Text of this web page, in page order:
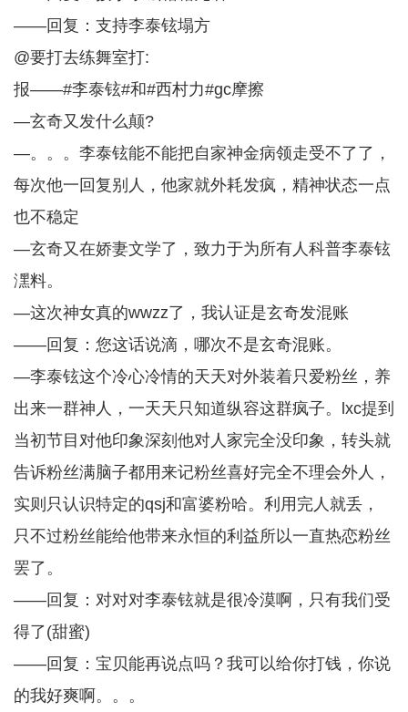
——回复：支持李泰铉塌方
@要打去练舞室打:
报——#李泰铉#和#西村力#gc摩擦
—玄奇又发什么颠?
—。。。李泰铉能不能把自家神金病领走受不了了，
每次他一回复别人，他家就外耗发疯，精神状态一点
也不稳定
—玄奇又在娇妻文学了，致力于为所有人科普李泰铉
潶料。
—这次神女真的wwzz了，我认证是玄奇发混账
——回复：您这话说滴，哪次不是玄奇混账。
—李泰铉这个冷心冷情的天天对外装着只爱粉丝，养
出来一群神人，一天天只知道纵容这群疯子。lxc提到
当初节目对他印象深刻他对人家完全没印象，转头就
告诉粉丝满脑子都用来记粉丝喜好完全不理会外人，
实则只认识特定的qsj和富婆粉哈。利用完人就丢，
只不过粉丝能给他带来永恒的利益所以一直热恋粉丝
罢了。
——回复：对对对李泰铉就是很冷漠啊，只有我们受
得了(甜蜜)
——回复：宝贝能再说点吗？我可以给你打钱，你说
的我好爽啊。。。